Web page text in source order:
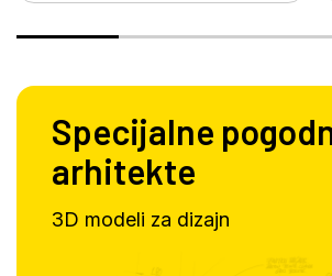
Specijalne
arhitekte
3D modeli za dizajn